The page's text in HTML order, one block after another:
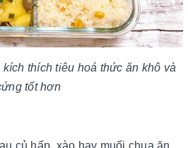
thích tiêu hoá thức ăn khô và
tốt hơn